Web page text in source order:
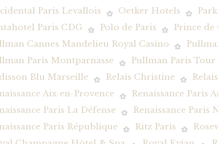
Paris Levallois Oetker Hotels
Paris CDG
Polo de Paris
Prince de
Cannes Mandelieu Royal Casino
Paris Montparnasse
Pullman Paris Tour
Blu Marseille
Relais Christine
Aix-en-Provence
Renaissance Paris
Paris La Défense
Renaissance Paris
Paris République
Ritz Paris